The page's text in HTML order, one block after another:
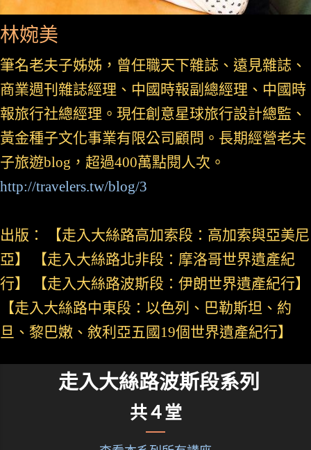
林婉美
筆名老夫子姊姊，曾任職天下雜誌、遠見雜誌、
商業週刊雜誌經理、中國時報副總經理、中國時
報旅行社總經理。現任創意星球旅行設計總監、
黃金種子文化事業有限公司顧問。長期經營老夫
子旅遊blog，超過400萬點閱人次。
http://travelers.tw/blog/3
出版： 【走入大絲路高加索段：高加索與亞美尼
亞】 【走入大絲路北非段：摩洛哥世界遺產紀
行】 【走入大絲路波斯段：伊朗世界遺產紀行】
【走入大絲路中東段：以色列、巴勒斯坦、約
旦、黎巴嫩、敘利亞五國19個世界遺產紀行】
走入大絲路波斯段系列
共４堂